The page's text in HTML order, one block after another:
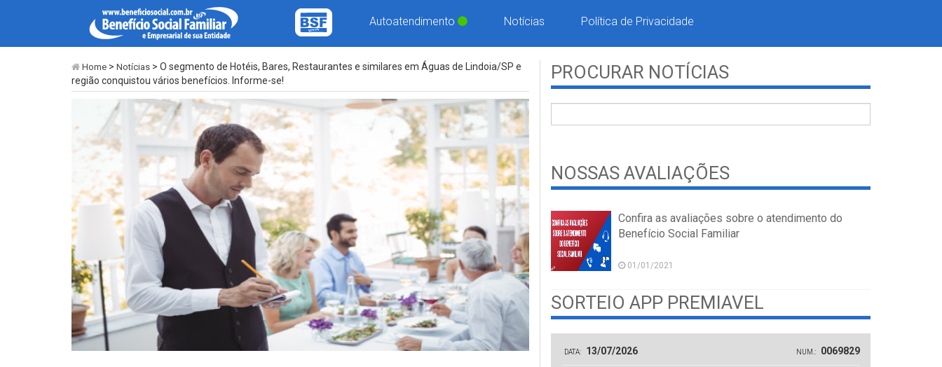
Autoatendimento Notícias Política de Privacidade
Home > Notícias > O segmento de Hotéis, Bares, Restaurantes e similares em Águas de Lindoia/SP e
região conquistou vários benefícios. Informe-se!
PROCURAR NOTÍCIAS
NOSSAS AVALIAÇÕES
Confira as avaliações sobre o atendimento do
Benefício Social Familiar
01/01/2021
SORTEIO APP PREMIAVEL
DATA: 13/07/2026 NUM.: 0069829